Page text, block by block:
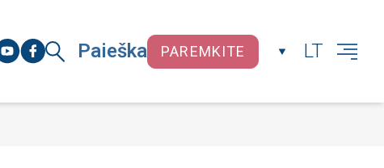
Paieška PAREMKITE LT
UŽDARYTI